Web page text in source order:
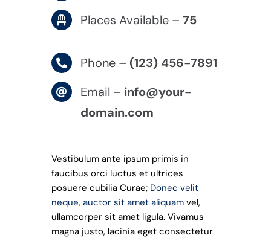
Places Available – 75
Phone – (123) 456-7891
Email – info@your-
domain.com
Vestibulum ante ipsum primis in
faucibus orci luctus et ultrices
posuere cubilia Curae; Donec velit
neque, auctor sit amet aliquamvel,
ullamcorper sit amet ligula. Vivamus
magna justo, lacinia eget consectetur